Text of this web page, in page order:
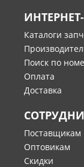
Каталоги
Поиск по
Оплата
Доставка
Поставщикам
Оптовикам
Скидки